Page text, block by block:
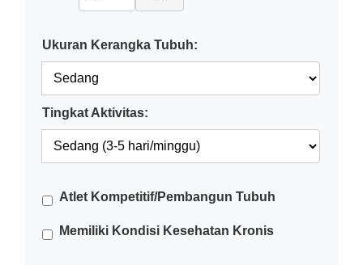
Ukuran Kerangka Tubuh:
Tingkat Aktivitas:
Atlet Kompetitif/Pembangun Tubuh
Memiliki Kondisi Kesehatan Kronis